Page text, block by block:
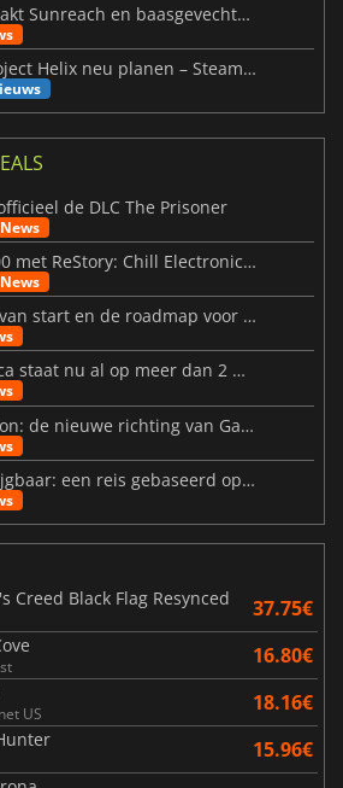
Palworld-update maakt Sunreach en baasgevechten stabieler
Microsoft könnte Project Helix neu planen – Steam-Support wackelt
de DLC The Prisoner
Herleef de jaren 2000 met ReStory: Chill Electronics Repairs
MARVEL Tōkon gaat van start en de roadmap voor jaar 1 is bekendgemaakt
Resident Evil Veronica staat nu al op meer dan 2 miljoen verlanglijstjes
Beast of Reincarnation: de nieuwe richting van Game Freak
Big Walk is nu verkrijgbaar: een reis gebaseerd op vriendschap
Creed Black Flag Resynced
37.75€
16.80€
US 18.16€
15.96€